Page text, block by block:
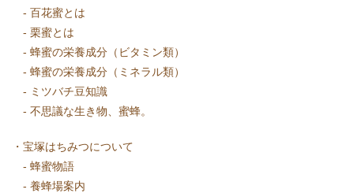
- 百花蜜とは
- 栗蜜とは
- 蜂蜜の栄養成分（ビタミン類）
- 蜂蜜の栄養成分（ミネラル類）
- ミツバチ豆知識
- 不思議な生き物、蜜蜂。
・ 宝塚はちみつについて
- 蜂蜜物語
- 養蜂場案内